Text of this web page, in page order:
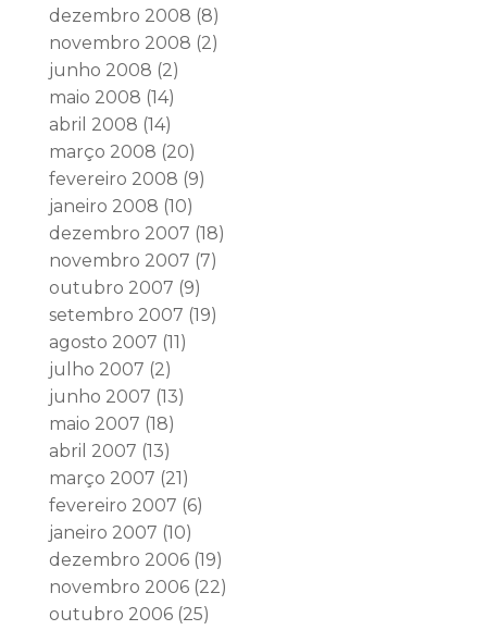
dezembro 2008 (8)
novembro 2008 (2)
junho 2008 (2)
maio 2008 (14)
abril 2008 (14)
março 2008 (20)
fevereiro 2008 (9)
janeiro 2008 (10)
dezembro 2007 (18)
novembro 2007 (7)
outubro 2007 (9)
setembro 2007 (19)
agosto 2007 (11)
julho 2007 (2)
junho 2007 (13)
maio 2007 (18)
abril 2007 (13)
março 2007 (21)
fevereiro 2007 (6)
janeiro 2007 (10)
dezembro 2006(19)
novembro 2006(22)
outubro 2006(25)